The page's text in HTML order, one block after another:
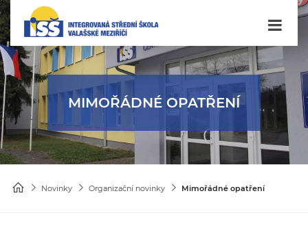
MIMOŘÁDNÉ OPATŘENÍ
Novinky Organizační novinky Mimořádné opatření